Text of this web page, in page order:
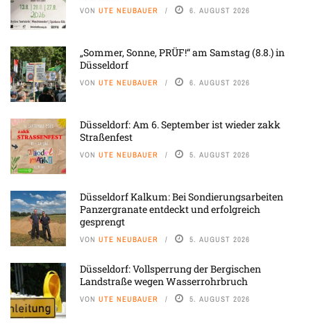
VON UTE NEUBAUER 6. AUGUST 2026
„Sommer, Sonne, PRÜF!“ am Samstag (8.8.) in
Düsseldorf
VON UTE NEUBAUER 6. AUGUST 2026
Düsseldorf: Am 6. September ist wieder zakk
Straßenfest
VON UTE NEUBAUER 5. AUGUST 2026
Düsseldorf Kalkum: Bei Sondierungsarbeiten
Panzergranate entdeckt und erfolgreich
gesprengt
VON UTE NEUBAUER 5. AUGUST 2026
Düsseldorf: Vollsperrung der Bergischen
Landstraße wegen Wasserrohrbruch
VON UTE NEUBAUER 5. AUGUST 2026